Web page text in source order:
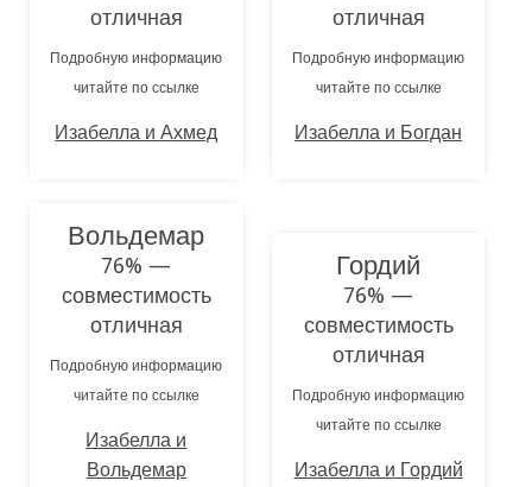
отличная
Подробную информацию
читайте по ссылке
Изабелла и Ахмед
отличная
Подробную информацию
читайте по ссылке
Изабелла и Богдан
Вольдемар
76% —
совместимость
отличная
Подробную информацию
читайте по ссылке
Изабелла и
Вольдемар
Гордий
76% —
совместимость
отличная
Подробную информацию
читайте по ссылке
Изабелла и Гордий